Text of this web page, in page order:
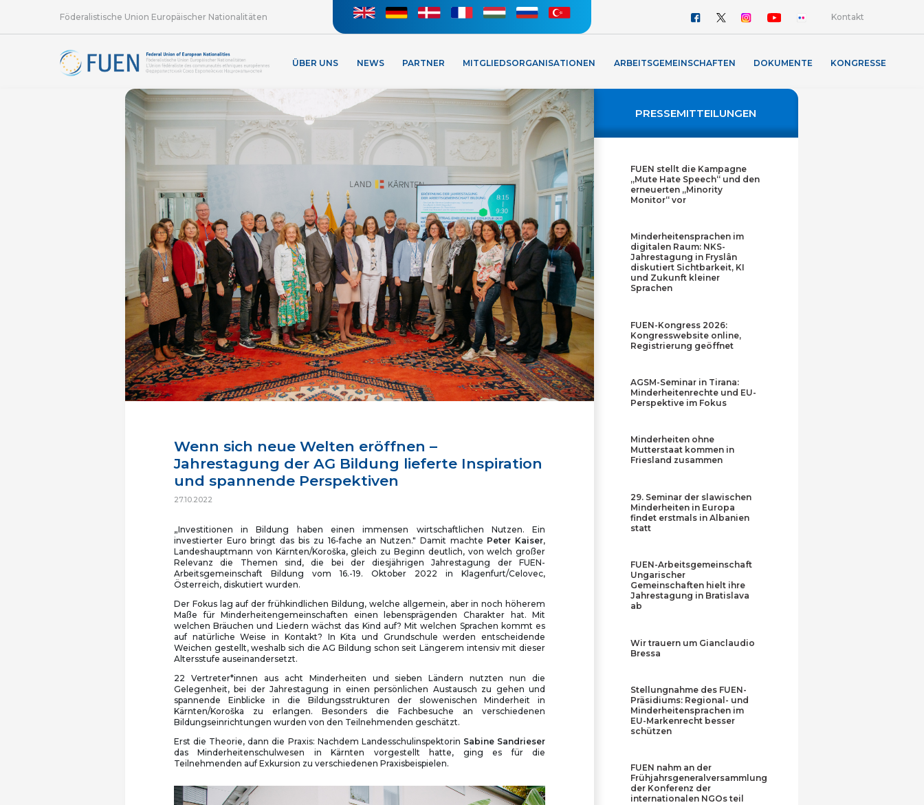
Föderalistische Union Europäischer Nationalitäten Kontakt
ÜBER UNS NEWS PARTNER MITGLIEDSORGANISATIONEN ARBEITSGEMEINSCHAFTEN DOKUMENTE KONGRESSE
Wenn sich neue Welten eröffnen –
Jahrestagung der AG Bildung lieferte Inspiration
und spannende Perspektiven
27.10.2022
„Investitionen in Bildung haben einen immensen wirtschaftlichen Nutzen. Ein
investierter Euro bringt das bis zu 16-fache an Nutzen." Damit machte Peter Kaiser,
Landeshauptmann von Kärnten/Koroška, gleich zu Beginn deutlich, von welch großer
Relevanz die Themen sind, die bei der diesjährigen Jahrestagung der FUEN-
Arbeitsgemeinschaft Bildung vom 16.-19. Oktober 2022 in Klagenfurt/Celovec,
Österreich, diskutiert wurden.
Der Fokus lag auf der frühkindlichen Bildung, welche allgemein, aber in noch höherem
Maße für Minderheitengemeinschaften einen lebensprägenden Charakter hat. Mit
welchen Bräuchen und Liedern wächst das Kind auf? Mit welchen Sprachen kommt es
auf natürliche Weise in Kontakt? In Kita und Grundschule werden entscheidende
Weichen gestellt, weshalb sich die AG Bildung schon seit Längerem intensiv mit dieser
Altersstufe auseinandersetzt.
22 Vertreter*innen aus acht Minderheiten und sieben Ländern nutzten nun die
Gelegenheit, bei der Jahrestagung in einen persönlichen Austausch zu gehen und
spannende Einblicke in die Bildungsstrukturen der slowenischen Minderheit in
Kärnten/Koroška zu erlangen. Besonders die Fachbesuche an verschiedenen
Bildungseinrichtungen wurden von den Teilnehmenden geschätzt.
Erst die Theorie, dann die Praxis: Nachdem Landesschulinspektorin Sabine Sandrieser
das Minderheitenschulwesen in Kärnten vorgestellt hatte, ging es für die
Teilnehmenden auf Exkursion zu verschiedenen Praxisbeispielen.
PRESSEMITTEILUNGEN
FUEN stellt die Kampagne
„Mute Hate Speech“ und den
erneuerten „Minority
Monitor“ vor
Minderheitensprachen im
digitalen Raum: NKS-
Jahrestagung in Fryslân
diskutiert Sichtbarkeit, KI
und Zukunft kleiner
Sprachen
FUEN-Kongress 2026:
Kongresswebsite online,
Registrierung geöffnet
AGSM-Seminar in Tirana:
Minderheitenrechte und EU-
Perspektive im Fokus
Minderheiten ohne
Mutterstaat kommen in
Friesland zusammen
29. Seminar der slawischen
Minderheiten in Europa
findet erstmals in Albanien
statt
FUEN-Arbeitsgemeinschaft
Ungarischer
Gemeinschaften hielt ihre
Jahrestagung in Bratislava
ab
Wir trauern um Gianclaudio
Bressa
Stellungnahme des FUEN-
Präsidiums: Regional- und
Minderheitensprachen im
EU-Markenrecht besser
schützen
FUEN nahm an der
Frühjahrsgeneralversammlung
der Konferenz der
internationalen NGOs teil